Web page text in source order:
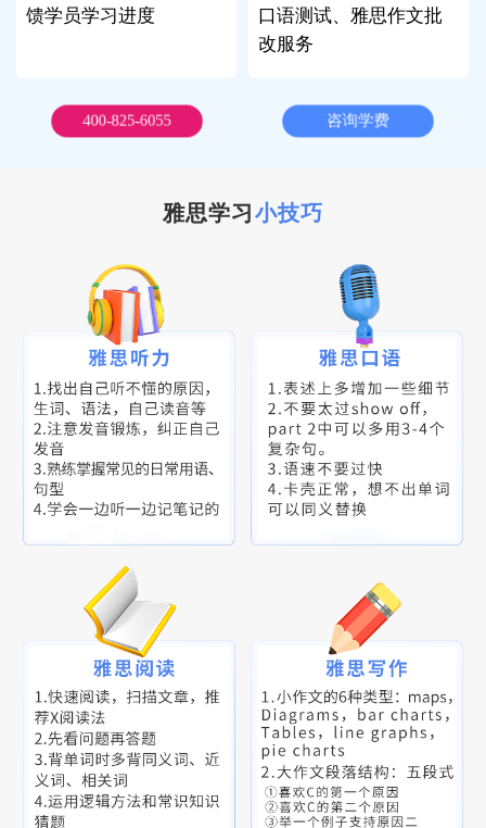
馈学员学习进度
口语测试、雅思作文批
改服务
400-825-6055 咨询学费
雅思学习小技巧